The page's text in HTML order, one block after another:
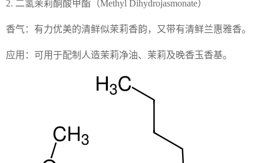
2. 二氢茉莉酮酸甲酯（Methyl Dihydrojasmonate）
香气：有力优美的清鲜似茉莉香韵，又带有清鲜兰惠雅香。
应用：可用于配制人造茉莉净油、茉莉及晚香玉香基。